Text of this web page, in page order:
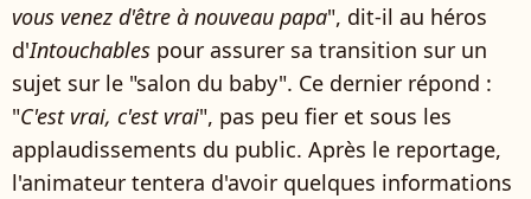
vous venez d'être à nouveau papa", dit-il au héros
d'Intouchables pour assurer sa transition sur un
sujet sur le "salon du baby". Ce dernier répond :
"C'est vrai, c'est vrai", pas peu fier et sous les
applaudissements du public. Après le reportage,
l'animateur tentera d'avoir quelques informations